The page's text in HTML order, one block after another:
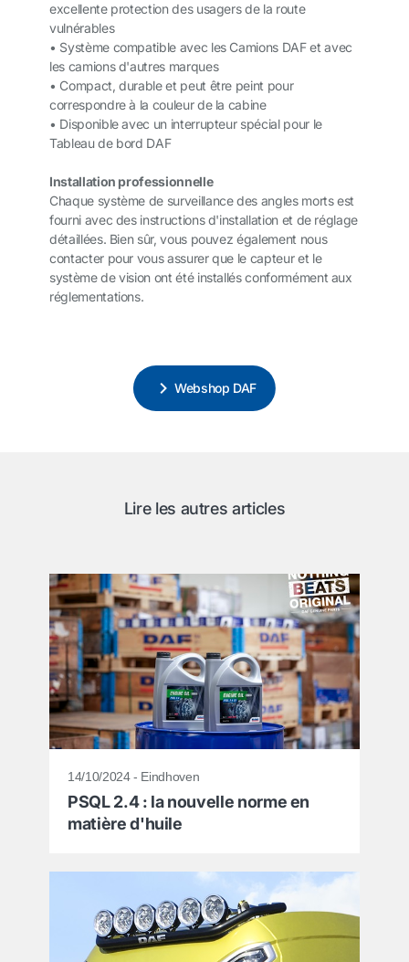
excellente protection des usagers de la route
vulnérables
• Système compatible avec les Camions DAF et avec
les camions d'autres marques
• Compact, durable et peut être peint pour
correspondre à la couleur de la cabine
• Disponible avec un interrupteur spécial pour le
Tableau de bord DAF
Installation professionnelle
Chaque système de surveillance des angles morts est
fourni avec des instructions d'installation et de réglage
détaillées. Bien sûr, vous pouvez également nous
contacter pour vous assurer que le capteur et le
système de vision ont été installés conformément aux
réglementations.
Webshop DAF
Lire les autres articles
14/10/2024 - Eindhoven
PSQL 2.4 : la nouvelle norme en
matière d'huile